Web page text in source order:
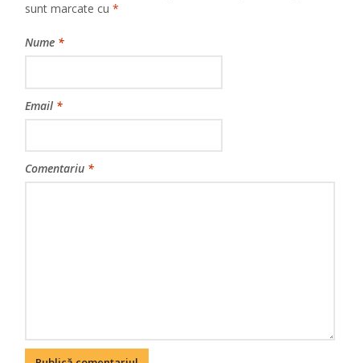
sunt marcate cu*
Nume *
Email *
Comentariu *